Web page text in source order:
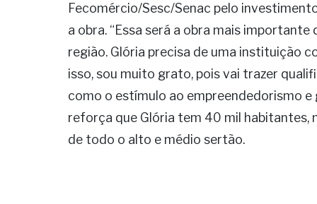
Fecomércio/Sesc/Senac pelo
a obra. “Essa será a obra mais
região. Glória precisa de uma instituição
isso, sou muito grato, pois vai trazer
como o estímulo ao empreendedorismo
reforça que Glória tem 40 mil habitantes,
de todo o alto e médio sertão.